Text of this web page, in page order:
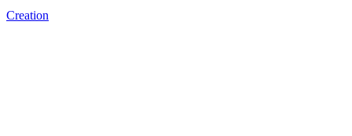
Creation